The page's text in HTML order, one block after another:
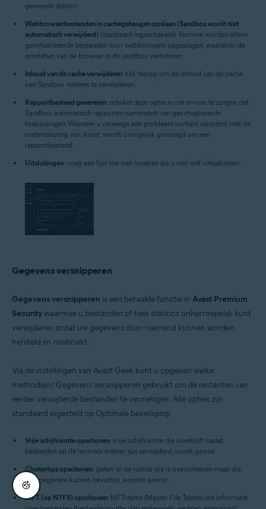
gewenste station.
Webbrowserbestanden in cachegeheugen opslaan (Sandbox wordt niet
automatisch verwijderd) (standaard ingeschakeld): hiermee worden alleen
gevirtualiseerde bestanden voor webbrowsers opgeslagen, waardoor de
prestaties van de browser in de sandbox verbeteren.
Inhoud van de cache verwijderen: klik hierop om de inhoud van de cache
van Sandbox meteen te verwijderen.
Rapportbestand genereren: schakel deze optie in om ervoor te zorgen dat
Sandbox automatisch rapporten samenstelt van gevirtualiseerde
toepassingen. Wanneer u vanwege een probleem contact opneemt met de
ondersteuning van Avast, wordt u mogelijk gevraagd om een
rapportbestand.
Uitsluitingen: voeg een lijst toe met locaties die u niet wilt virtualiseren.
Gegevens versnipperen
Gegevens versnipperen is een betaalde functie in Avast Premium
Securitywaarmee u bestanden of hele stations onherroepelijk kunt
verwijderen zodat uw gegevens door niemand kunnen worden
hersteld en misbruikt.
Via de instellingen van Avast Geek kunt u opgeven welke
methode(n) Gegevens versnipperen gebruikt om de restanten van
eerder verwijderde bestanden te vernietigen. Alle opties zijn
standaard ingesteld op Optimale beveiliging:
Vrije schijfruimte opschonen: vrije schijfruimte die overblijft nadat
bestanden op de normale manier zijn verwijderd, wordt gewist.
Clustertips opschonen: 'gaten' in de ruimte die is overschreven maar die
nog gegevens kunnen bevatten, worden gewist.
MFT (op NTFS) opschonen: MFT-items (Master File Tables) die informatie